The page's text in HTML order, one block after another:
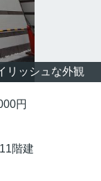
リッシュな外観
円
階建